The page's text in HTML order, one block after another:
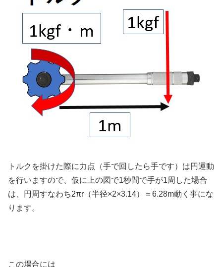
トルクを掛けた際に力点（手で回したら手です）は円運動
を行いますので、仮に上の図で1秒間で手が1周した場合
は、円周すなわち2πr（半径×2×3.14）＝6.28m動く事にな
ります。
この場合には